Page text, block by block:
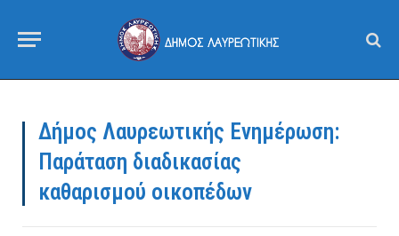
Δήμος Λαυρεωτικής Ενημέρωση:
Παράταση διαδικασίας
καθαρισμού οικοπέδων